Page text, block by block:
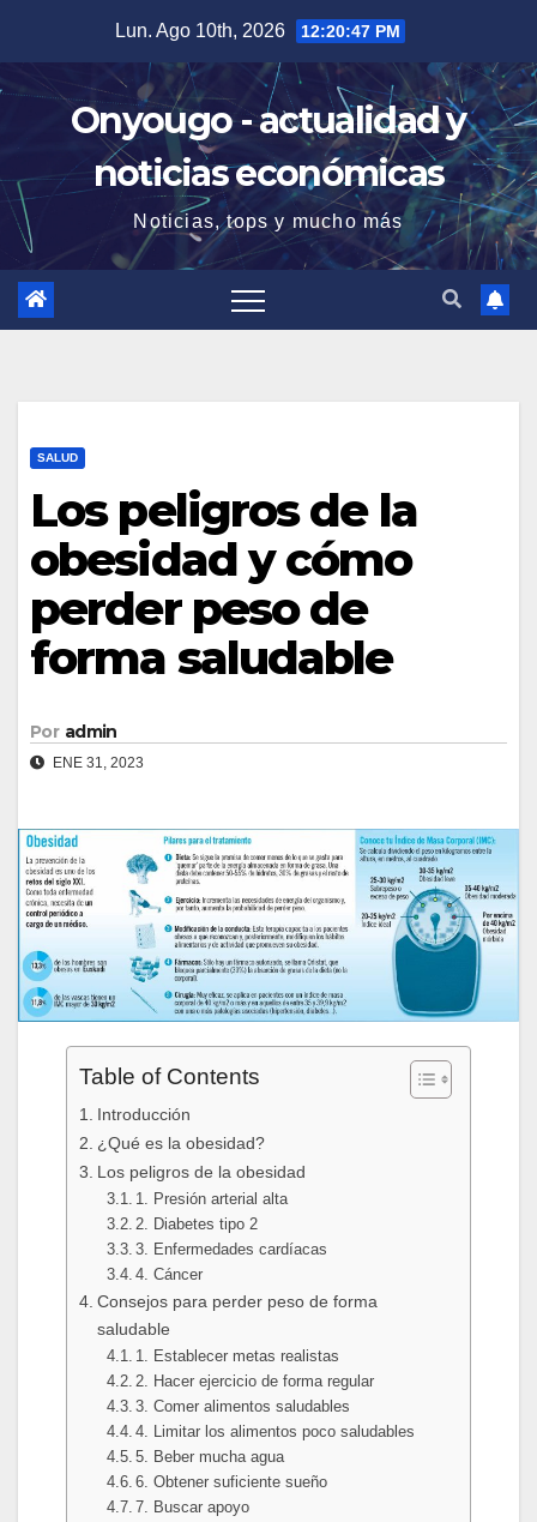
contenido
Lun. Ago 10th, 2026 12:20:48 PM
Onyougo - actualidad y
noticias económicas
Noticias, tops y mucho más
SALUD
Los peligros de la
obesidad y cómo
perder peso de
forma saludable
Por admin
ENE 31, 2023
Table of Contents
Introducción
¿Qué es la obesidad?
Los peligros de la obesidad
1. Presión arterial alta
2. Diabetes tipo 2
3. Enfermedades cardíacas
4. Cáncer
Consejos para perder peso de forma
saludable
1. Establecer metas realistas
2. Hacer ejercicio de forma regular
3. Comer alimentos saludables
4. Limitar los alimentos poco saludables
5. Beber mucha agua
6. Obtener suficiente sueño
7. Buscar apoyo